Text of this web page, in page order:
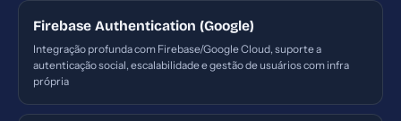
Firebase Authentication (Google)
Integração profunda com Firebase/Google Cloud, suporte a
autenticação social, escalabilidade e gestão de usuários com infra
própria